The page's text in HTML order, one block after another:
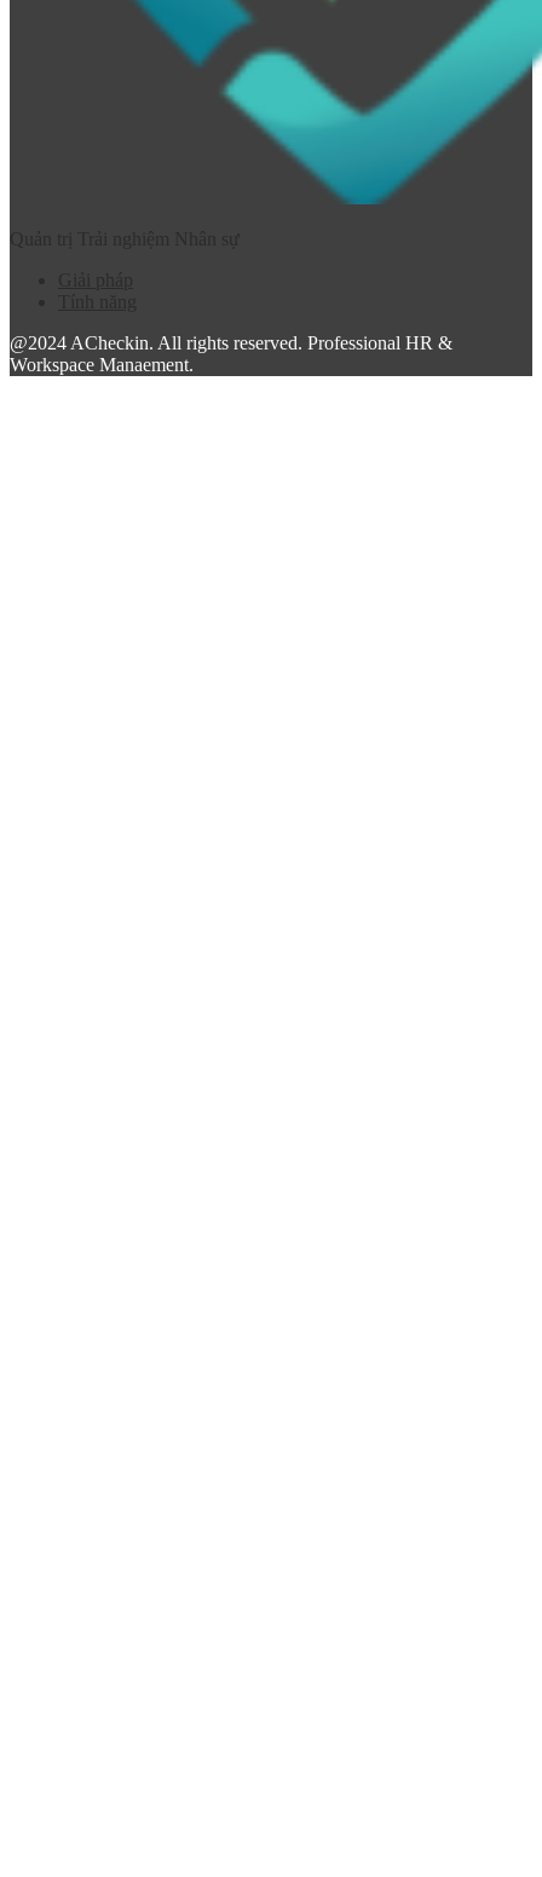
@2024 ACheckin. All rights reserved. Professional HR &
Workspace Manaement.